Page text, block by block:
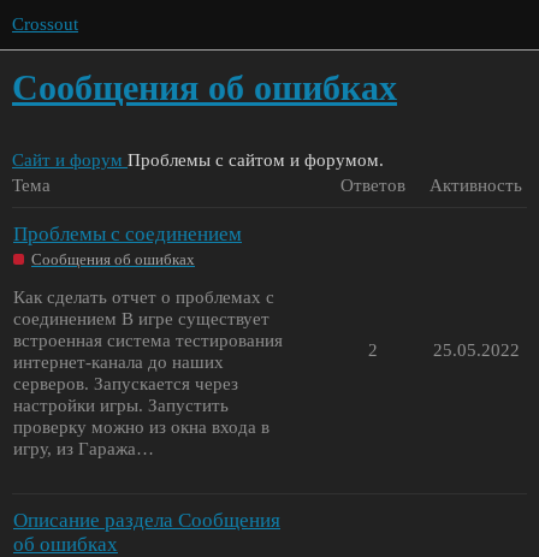
Crossout
Сообщения об ошибках
Сайт и форум Проблемы с сайтом и форумом.
Тема
Ответов Активность
Проблемы с соединением
Сообщения об ошибках
Как сделать отчет о проблемах с
соединением В игре существует
встроенная система тестирования
интернет-канала до наших
серверов. Запускается через
настройки игры. Запустить
проверку можно из окна входа в
игру, из Гаража…
2 25.05.2022
Описание раздела Сообщения
об ошибках